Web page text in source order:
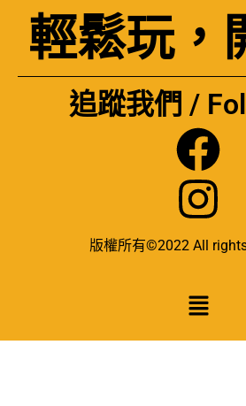
輕鬆玩，
追蹤我們 /
版權所有©2022 All